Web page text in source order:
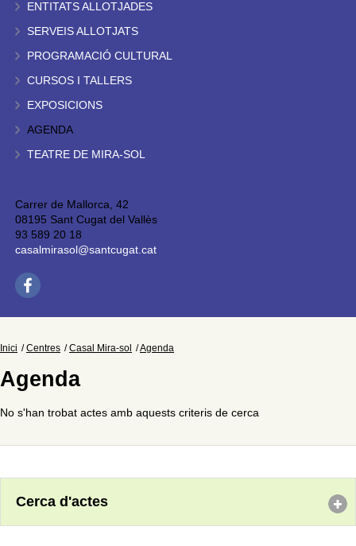
ENTITATS ALLOTJADES
SERVEIS ALLOTJATS
PROGRAMACIÓ CULTURAL
CURSOS I TALLERS
EXPOSICIONS
AGENDA
TEATRE DE MIRA-SOL
Carrer de Mallorca, 42
08195 Sant Cugat del Vallès
93 589 20 18
casalmirasol@santcugat.cat
Inici Centres Casal Mira-sol Agenda
Agenda
No s'han trobat actes amb aquests criteris de cerca
Cerca d'actes